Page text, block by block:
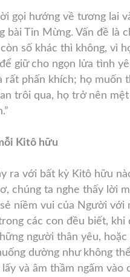
gọi hướng về tương lai
bài Tin Mừng. Vấn đề là
số khác thì không, vì
giữ cho ngọn lửa tình
rất phấn khích; họ muốn
trôi qua, họ trở nên
Kitô hữu
ra với bất kỳ Kitô hữu
chúng ta nghe thấy lời
niềm vui của Người với
các con đều biết,
người thân yêu,
dường như không
và âm thầm ngấm